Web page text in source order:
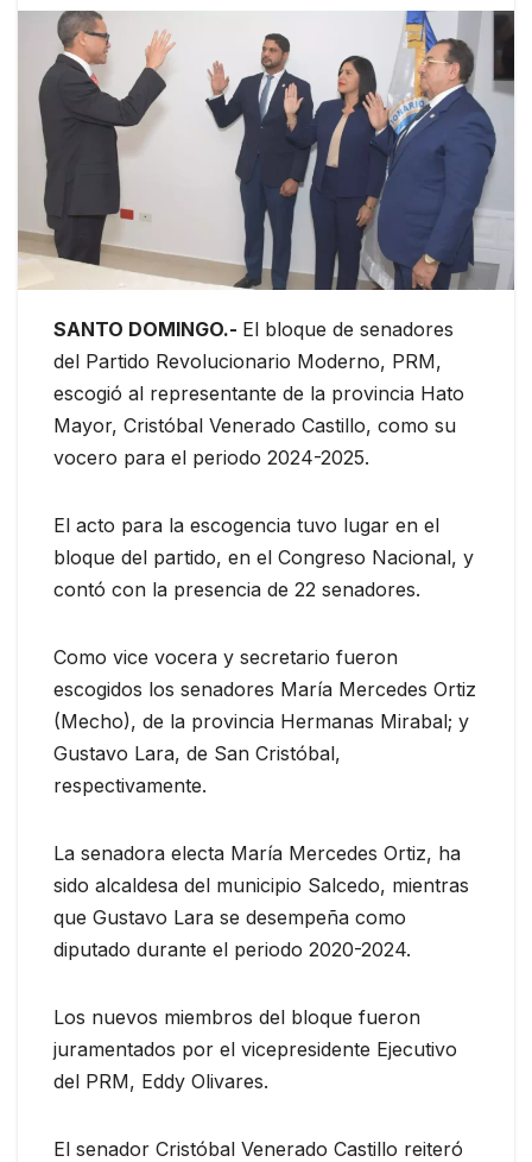
SANTO DOMINGO.- El bloque de senadores
del Partido Revolucionario Moderno, PRM,
escogió al representante de la provincia Hato
Mayor, Cristóbal Venerado Castillo, como su
vocero para el periodo 2024-2025.
El acto para la escogencia tuvo lugar en el
bloque del partido, en el Congreso Nacional, y
contó con la presencia de 22 senadores.
Como vice vocera y secretario fueron
escogidos los senadores María Mercedes Ortiz
(Mecho), de la provincia Hermanas Mirabal; y
Gustavo Lara, de San Cristóbal,
respectivamente.
La senadora electa María Mercedes Ortiz, ha
sido alcaldesa del municipio Salcedo, mientras
que Gustavo Lara se desempeña como
diputado durante el periodo 2020-2024.
Los nuevos miembros del bloque fueron
juramentados por el vicepresidente Ejecutivo
del PRM, Eddy Olivares.
El senador Cristóbal Venerado Castillo reiteró